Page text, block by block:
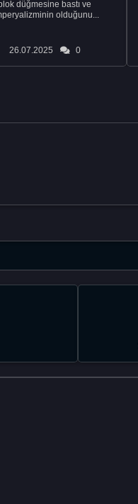
düğmesine bastı ve
olduğunu...
26.07.2025 0